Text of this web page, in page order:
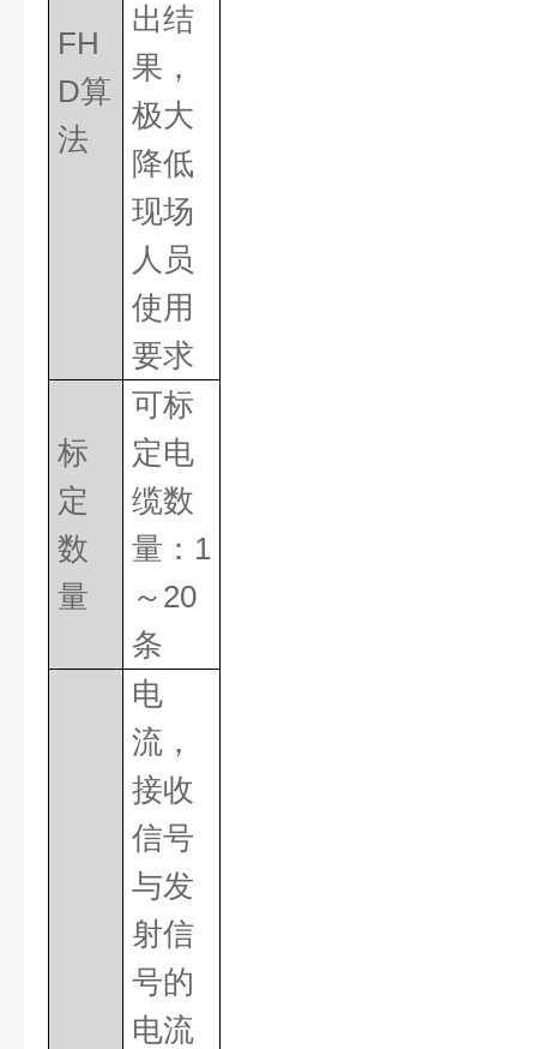
FH
D算
法
出结
果，
极大
降低
现场
人员
使用
要求
标
定
数
量
可标
定电
缆数
量： 1
～ 20
条
电
流，
接收
信号
与发
射信
号的
电流